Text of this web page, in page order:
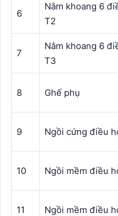
6
Nằm khoang 6
T2
7
Nằm khoang 6
T3
8 Ghế phụ
9 Ngồi cứng điều
10 Ngồi mềm điều
11 Ngồi mềm điều